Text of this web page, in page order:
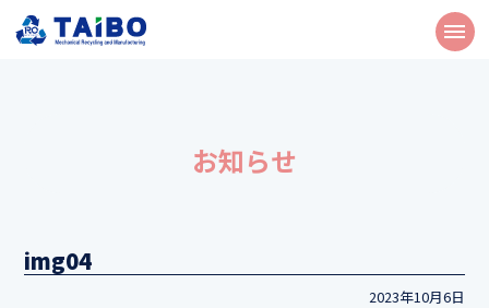
お知らせ
img04
2023年10月6日